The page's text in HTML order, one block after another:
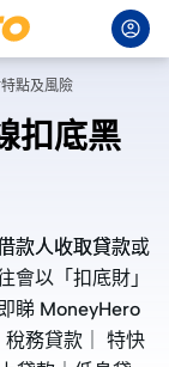
點及風險
扣底黑
款人收取貸款或
會以「扣底財」
睇 MoneyHero
款人收取貸款或
會以「扣底財」
睇 MoneyHero
務貸款｜ 特快